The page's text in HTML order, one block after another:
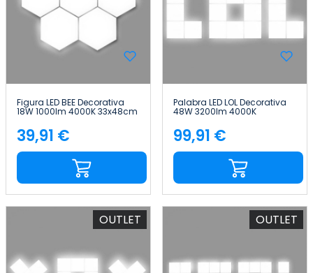
Figura LED BEE Decorativa
18W 1000lm 4000K 33x48cm
Precio
39,91 €
Palabra LED LOL Decorativa
48W 3200lm 4000K
Precio
99,91 €
OUTLET OUTLET